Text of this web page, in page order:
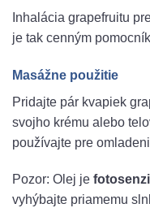
Inhalácia grapefruitu
je tak cenným
Masážne použitie
Pridajte pár kvapiek
svojho krému alebo
používajte pre
Pozor: Olej je
vyhýbajte priamemu